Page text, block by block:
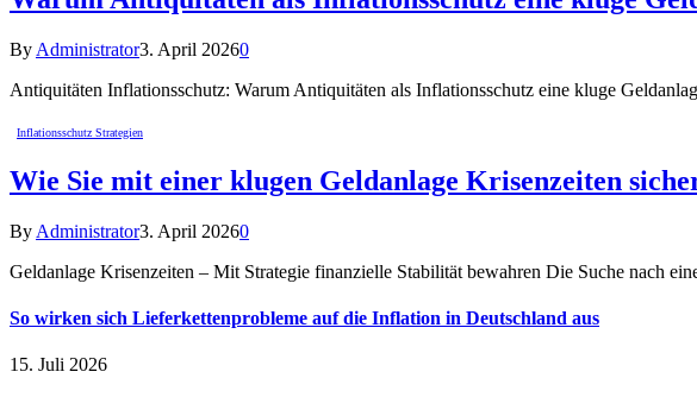
By Administrator3. April 20260
Antiquitäten Inflationsschutz: Warum Antiquitäten als Inflationsschutz eine kluge
Inflationsschutz Strategien
Wie Sie mit einer klugen Geldanlage Krisenzeiten
By Administrator3. April 20260
Geldanlage Krisenzeiten – Mit Strategie finanzielle Stabilität bewahren Die Suche nach
So wirken sich Lieferkettenprobleme auf die Inflation in Deutschland aus
15. Juli 2026